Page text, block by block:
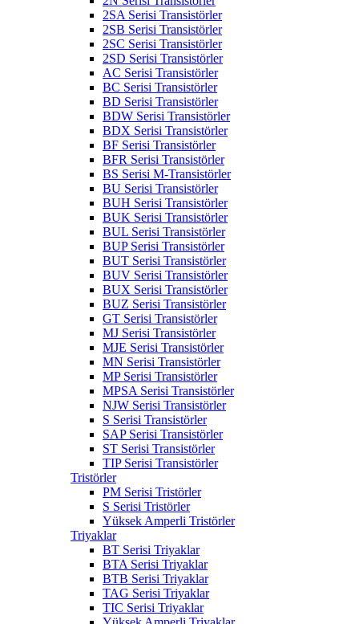
2SA Serisi Transistörler
2SB Serisi Transistörler
2SC Serisi Transistörler
2SD Serisi Transistörler
AC Serisi Transistörler
BC Serisi Transistörler
BD Serisi Transistörler
BDW Serisi Transistörler
BDX Serisi Transistörler
BF Serisi Transistörler
BFR Serisi Transistörler
BS Serisi M-Transistörler
BU Serisi Transistörler
BUH Serisi Transistörler
BUK Serisi Transistörler
BUL Serisi Transistörler
BUP Serisi Transistörler
BUT Serisi Transistörler
BUV Serisi Transistörler
BUX Serisi Transistörler
BUZ Serisi Transistörler
GT Serisi Transistörler
MJ Serisi Transistörler
MJE Serisi Transistörler
MN Serisi Transistörler
MP Serisi Transistörler
MPSA Serisi Transistörler
NJW Serisi Transistörler
S Serisi Transistörler
SAP Serisi Transistörler
ST Serisi Transistörler
TIP Serisi Transistörler
Tristörler
PM Serisi Tristörler
S Serisi Tristörler
Yüksek Amperli Tristörler
Triyaklar
BT Serisi Triyaklar
BTA Serisi Triyaklar
BTB Serisi Triyaklar
TAG Serisi Triyaklar
TIC Serisi Triyaklar